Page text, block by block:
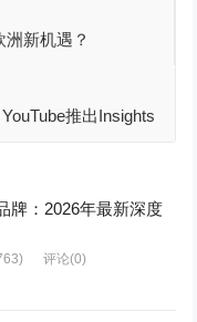
新机遇？
推出Insights
牌：2026年最新深度
评论(0)